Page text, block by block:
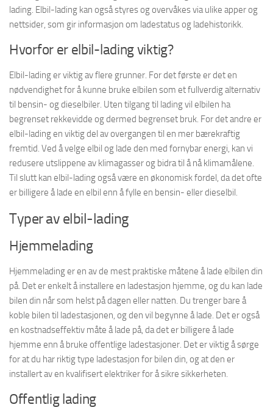
lading. Elbil-lading kan også styres og overvåkes via ulike apper og
nettsider, som gir informasjon om ladestatus og ladehistorikk.
Hvorfor er elbil-lading viktig?
Elbil-lading er viktig av flere grunner. For det første er det en
nødvendighet for å kunne bruke elbilen som et fullverdig alternativ
til bensin- og dieselbiler. Uten tilgang til lading vil elbilen ha
begrenset rekkevidde og dermed begrenset bruk. For det andre er
elbil-lading en viktig del av overgangen til en mer bærekraftig
fremtid. Ved å velge elbil og lade den med fornybar energi, kan vi
redusere utslippene av klimagasser og bidra til å nå klimamålene.
Til slutt kan elbil-lading også være en økonomisk fordel, da det ofte
er billigere å lade en elbil enn å fylle en bensin- eller dieselbil.
Typer av elbil-lading
Hjemmelading
Hjemmelading er en av de mest praktiske måtene å lade elbilen din
på. Det er enkelt å installere en ladestasjon hjemme, og du kan lade
bilen din når som helst på dagen eller natten. Du trenger bare å
koble bilen til ladestasjonen, og den vil begynne å lade. Det er også
en kostnadseffektiv måte å lade på, da det er billigere å lade
hjemme enn å bruke offentlige ladestasjoner. Det er viktig å sørge
for at du har riktig type ladestasjon for bilen din, og at den er
installert av en kvalifisert elektriker for å sikre sikkerheten.
Offentlig lading